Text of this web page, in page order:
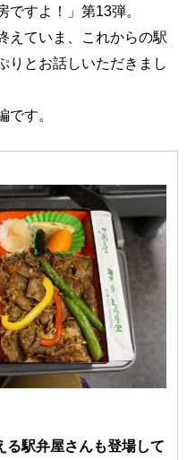
ですよ！」第13弾。
えていま、これからの駅
りとお話しいただきまし
す。
駅弁屋さんも登場して